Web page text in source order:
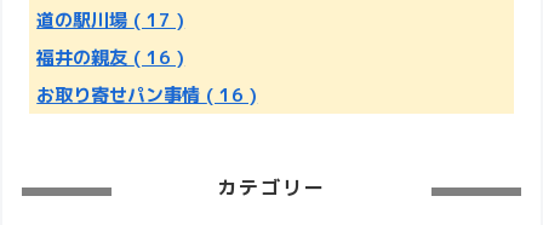
道の駅川場 ( 17 )
福井の親友 ( 16 )
お取り寄せパン事情 ( 16 )
カテゴリー